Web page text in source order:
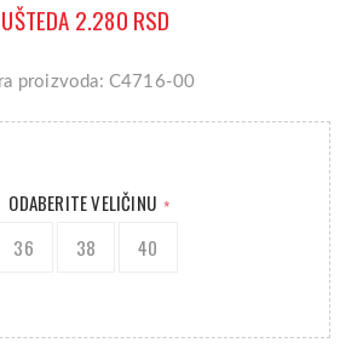
UŠTEDA 2.280 RSD
proizvoda: C4716-00
ODABERITE VELIČINU *
36 38 40